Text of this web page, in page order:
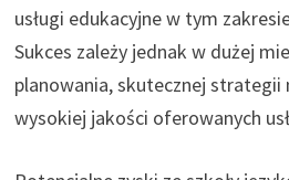
usługi edukacyjne w tym
Sukces zależy jednak w dużej
planowania, skutecznej
wysokiej jakości oferowanych